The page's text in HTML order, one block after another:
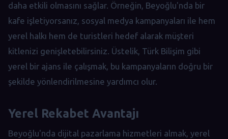
daha etkili olmasını sağlar. Örneğin, Beyoğlu'nda bir
kafe işletiyorsanız, sosyal medya kampanyaları ile hem
yerel halkı hem de turistleri hedef alarak müşteri
kitlenizi genişletebilirsiniz. Üstelik, Türk Bilişim gibi
yerel bir ajans ile çalışmak, bu kampanyaların doğru bir
şekilde yönlendirilmesine yardımcı olur.
Yerel Rekabet Avantajı
Beyoğlu'nda dijital pazarlama hizmetleri almak, yerel